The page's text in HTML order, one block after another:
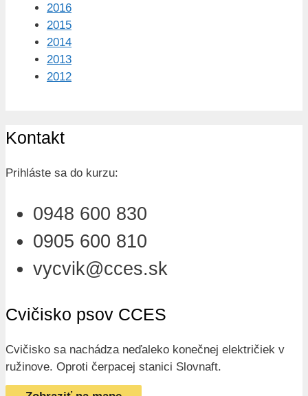
2016
2015
2014
2013
2012
Kontakt
Prihláste sa do kurzu:
0948 600 830
0905 600 810
vycvik@cces.sk
Cvičisko psov CCES
Cvičisko sa nachádza neďaleko konečnej električiek v
ružinove. Oproti čerpacej stanici Slovnaft.